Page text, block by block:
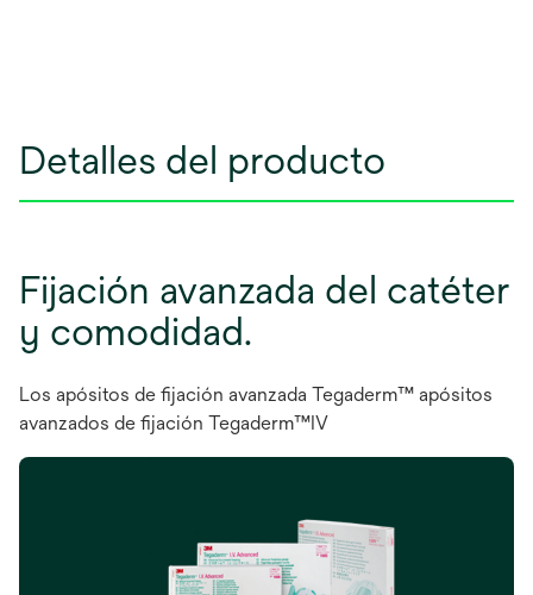
Detalles del producto
Fijación avanzada del catéter
y comodidad.
Los apósitos de fijación avanzada Tegaderm™ apósitos
avanzados de fijación Tegaderm™IV